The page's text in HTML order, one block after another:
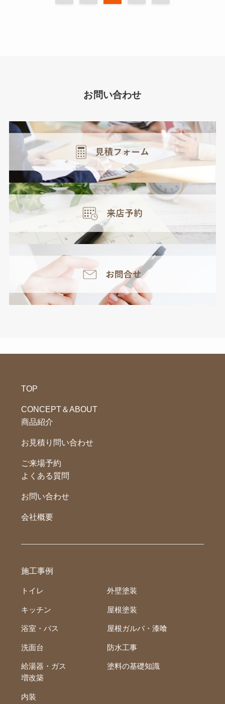
お問い合わせ
TOP
CONCEPT＆ABOUT
商品紹介
お見積り問い合わせ
ご来場予約
よくある質問
お問い合わせ
会社概要
施工事例
トイレ
キッチン
浴室・バス
洗面台
給湯器・ガス
外壁塗装
屋根塗装
屋根ガルバ・漆喰
防水工事
塗料の基礎知識
増改築
内装